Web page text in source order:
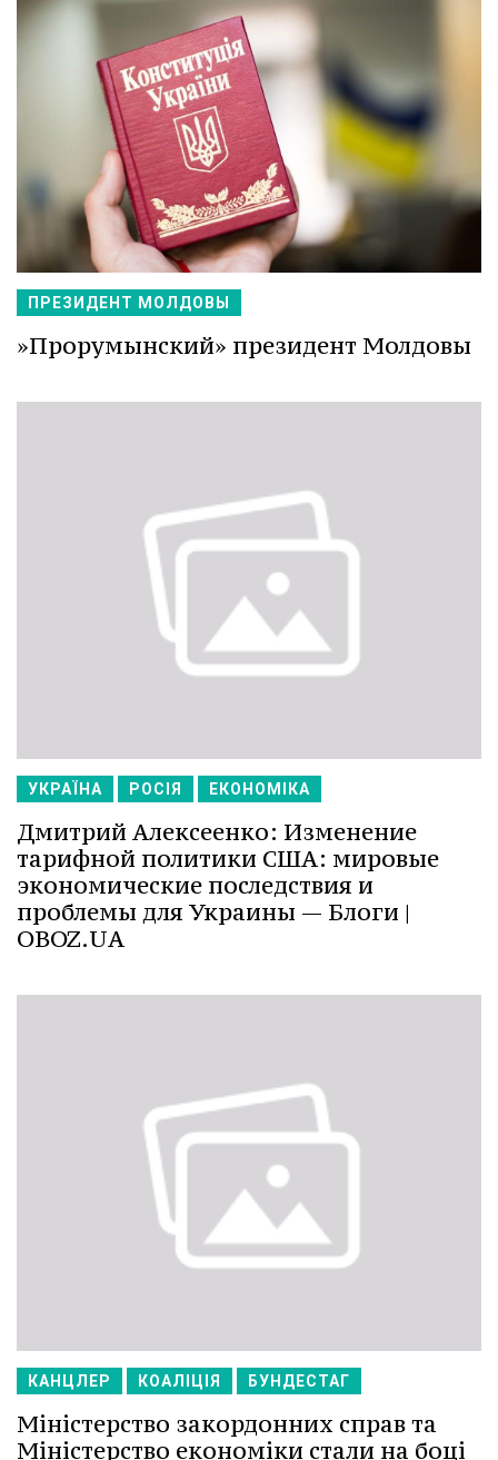
ПРЕЗИДЕНТ МОЛДОВЫ
»Прорумынский» президент Молдовы
УКРАЇНА РОСІЯ ЕКОНОМІКА
Дмитрий Алексеенко: Изменение
тарифной политики США: мировые
экономические последствия и
проблемы для Украины — Блоги |
OBOZ.UA
КАНЦЛЕР КОАЛІЦІЯ БУНДЕСТАГ
Міністерство закордонних справ та
Міністерство економіки стали на боці